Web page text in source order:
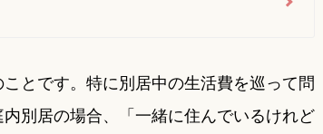
とです。特に別居中の生活費を巡って問
別居の場合、「一緒に住んでいるけれど